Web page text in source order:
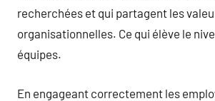
recherchées et qui partagent les
organisationnelles. Ce qui élève le
équipes.
En engageant correctement les